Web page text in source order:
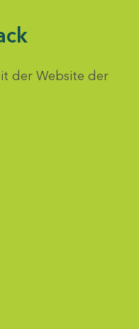
der Website der
auswählen